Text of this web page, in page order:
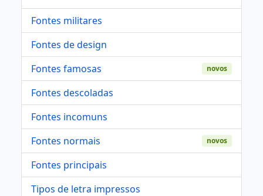
Fontes militares
Fontes de design
Fontes famosas
novos
Fontes descoladas
Fontes incomuns
Fontes normais
novos
Fontes principais
Tipos de letra impressos